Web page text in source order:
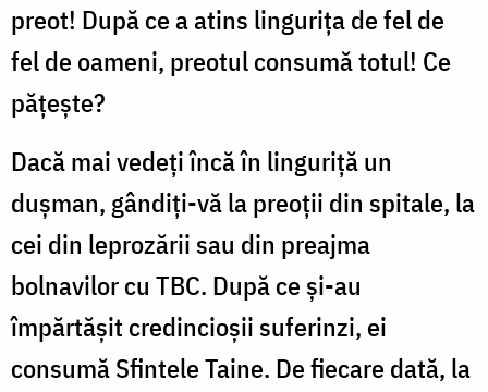
preot! După ce a atins lingurița de fel de
fel de oameni, preotul consumă totul! Ce
pățește?
Dacă mai vedeți încă în linguriță un
dușman, gândiți-vă la preoții din spitale, la
cei din leprozării sau din preajma
bolnavilor cu TBC. După ce și-au
împărtășit credincioșii suferinzi, ei
consumă Sfintele Taine. De fiecare dată, la